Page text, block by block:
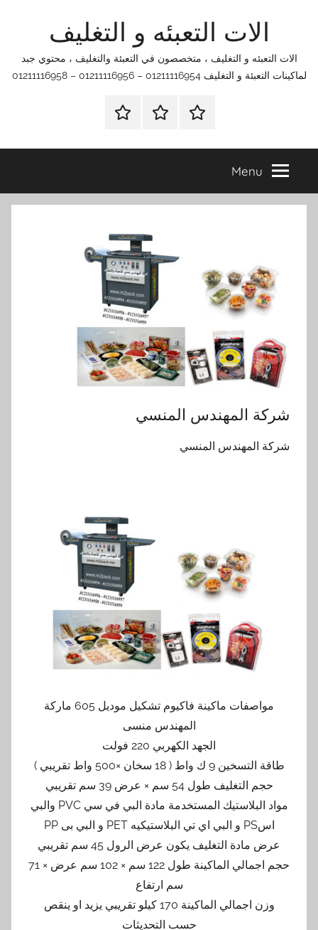
الات التعبئه و التغليف
الات التعبئه و التغليف ، متخصصون في التعبئة والتغليف ، محتوي جبد
لماكينات التعبئة و التغليف 01211116954 – 01211116956 – 01211116958
الرئيسيةاتصل
اتـصـل
في
التي
Menu
شركة المهندس المنسي
شركة المهندس المنسي
مواصفات ماكينة فاكيوم تشكيل موديل 605 ماركة
المهندس منسى
الجهد الكهربي 220 فولت
طاقة التسخين 9 ك واط ( 18 سخان ×500 واط تقريبي )
حجم التغليف طول 54 سم × عرض 39 سم تقريبي
مواد البلاستيك المستخدمة مادة البي في سي PVC والبي
اسPS و البي اي تي البلاستيكيه PET و البي بى PP
عرض مادة التغليف يكون عرض الرول 45 سم تقريبي
حجم اجمالي الماكينة طول 122 سم × 102 سم عرض × 71
سم ارتفاع
وزن اجمالي الماكينة 170 كيلو تقريبي يزيد او ينقص
حسب التحديثات